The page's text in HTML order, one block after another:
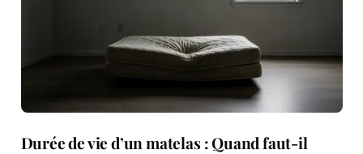
Durée de vie d’un matelas : Quand faut-il